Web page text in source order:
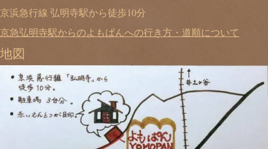
京浜急行線 弘明寺駅から徒歩10分
京急弘明寺駅からのよもぱんへの行き方・道順について
地図